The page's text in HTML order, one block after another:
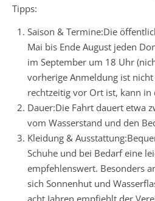
Tipps:
Saison & Termine:Die
Mai bis Ende August jeden
im September um 18 Uhr
vorherige Anmeldung ist
rechtzeitig vor Ort ist, kann in
Dauer:Die Fahrt dauert etwa
vom Wasserstand und den
Kleidung &
Schuhe und bei Bedarf eine
empfehlenswert. Besonders
sich Sonnenhut und
acht Jahren empfiehlt der